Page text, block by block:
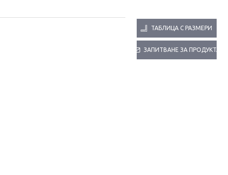
ТАБЛИЦА С РАЗМЕРИ
ЗАПИТВАНЕ ЗА ПРОДУКТА